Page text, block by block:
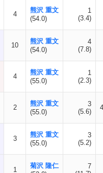
4
熊沢 重文
(54.0)
1
(3.4)
10
熊沢 重文
(54.0)
4
(7.8)
4
熊沢 重文
(55.0)
1
(2.3)
2
熊沢 重文
(55.0)
3
(5.6)
3
熊沢 重文
(55.0)
3
(5.2)
1
菊沢 隆仁
7